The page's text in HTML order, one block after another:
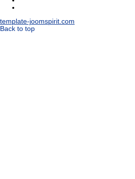
template-joomspirit.com
Back to top